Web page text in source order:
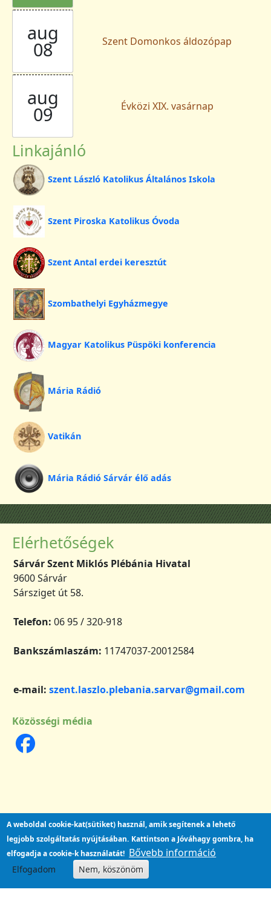
aug
08 Szent Domonkos áldozópap
aug
09 Évközi XIX. vasárnap
Linkajánló
Szent László Katolikus Általános Iskola
Szent Piroska Katolikus Óvoda
Szent Antal erdei keresztút
Szombathelyi Egyházmegye
Magyar Katolikus Püspöki konferencia
Mária Rádió
Vatikán
Mária Rádió Sárvár élő adás
Elérhetőségek
Sárvár Szent Miklós Plébánia Hivatal
9600 Sárvár
Sársziget út 58.
Telefon: 06 95 / 320-918
Bankszámlaszám: 11747037-20012584
e-mail: szent.laszlo.plebania.sarvar@gmail.com
Közösségi média
A weboldal cookie-kat(sütiket) használ, amik segítenek a lehető
legjobb szolgáltatás nyújtásában. Kattintson a Jóváhagy gombra, ha
elfogadja a cookie-k használatát! Bővebb információ
Elfogadom Nem, köszönöm